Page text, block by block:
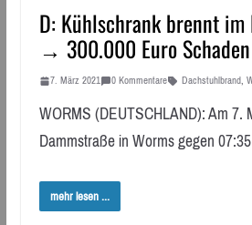
D: Kühlschrank brennt im
→ 300.000 Euro
7. März 2021 0 Kommentare Dachstuhlbrand,
WORMS (DEUTSCHLAND): Am 7.
Dammstraße in Worms gegen
mehr lesen ...